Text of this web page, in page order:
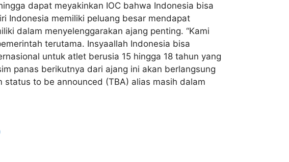
dapat meyakinkan IOC bahwa Indonesia bisa
Indonesia memiliki peluang besar mendapat
dalam menyelenggarakan ajang penting. “Kami
terutama. Insyaallah Indonesia bisa
untuk atlet berusia 15 hingga 18 tahun yang
panas berikutnya dari ajang ini akan berlangsung
to be announced (TBA) alias masih dalam